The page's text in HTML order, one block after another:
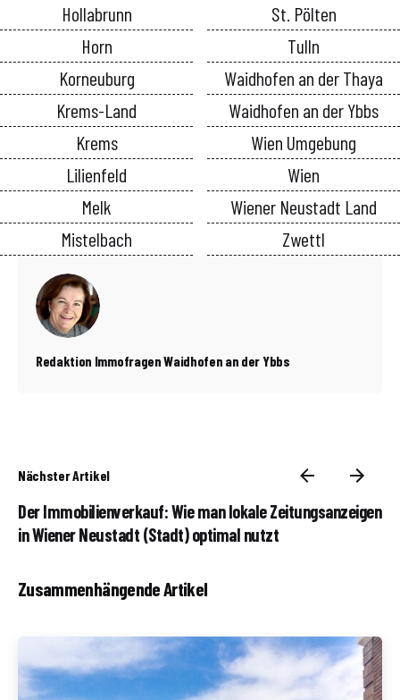
Hollabrunn
Horn
Korneuburg
Krems-Land
Krems
Lilienfeld
Melk
Mistelbach
St. Pölten
Tulln
Waidhofen an der Thaya
Waidhofen an der Ybbs
Wien Umgebung
Wien
Wiener Neustadt Land
Zwettl
Redaktion Immofragen Waidhofen an der Ybbs
Nächster Artikel
Der Immobilienverkauf: Wie man lokale Zeitungsanzeigen
in Wiener Neustadt (Stadt) optimal nutzt
Zusammenhängende Artikel